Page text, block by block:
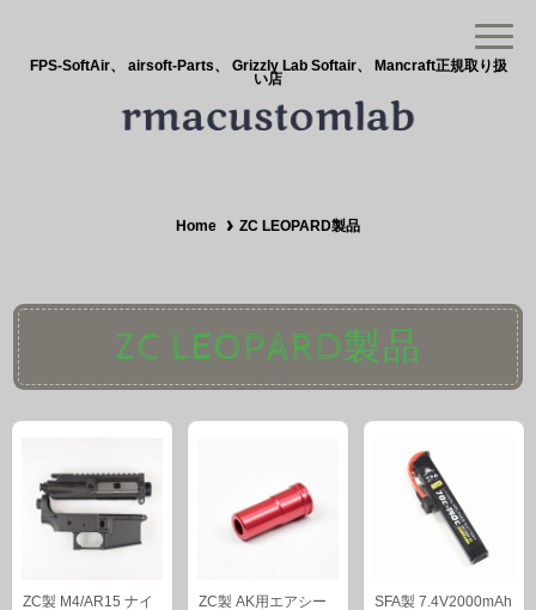
FPS-SoftAir、 airsoft-Parts、 Grizzly Lab Softair、 Mancraft正規取り扱
い店
Home ZC LEOPARD製品
ZC LEOPARD製品
ZC製 M4/AR15 ナイ
ZC製 AK用エアシー
SFA製 7.4V2000mAh